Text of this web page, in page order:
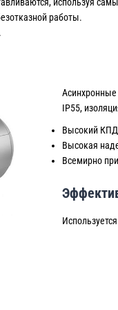
используя
работы.
Асинхронные
IP55,
Высокий
Высокая
Всемирно